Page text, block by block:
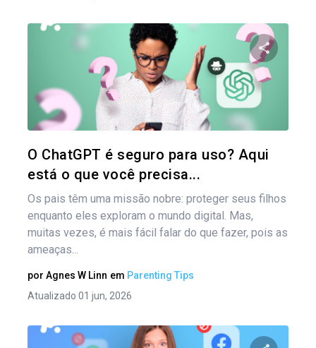
O ChatGPT é seguro para uso? Aqui
está o que você precisa...
Os pais têm uma missão nobre: proteger seus filhos
enquanto eles exploram o mundo digital. Mas,
muitas vezes, é mais fácil falar do que fazer, pois as
ameaças...
por Agnes W Linn em Parenting Tips
Atualizado 01 jun, 2026